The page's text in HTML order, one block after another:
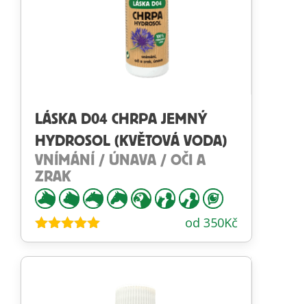
LÁSKA D04 CHRPA JEMNÝ
HYDROSOL (KVĚTOVÁ VODA)
VNÍMÁNÍ / ÚNAVA / OČI A
ZRAK
Hodnocení
od 350Kč